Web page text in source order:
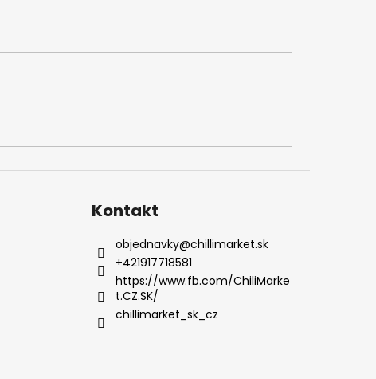
Kontakt
objednavky@chillimarket.sk
+421917718581
https://www.fb.com/ChiliMarke
t.CZ.SK/
chillimarket_sk_cz